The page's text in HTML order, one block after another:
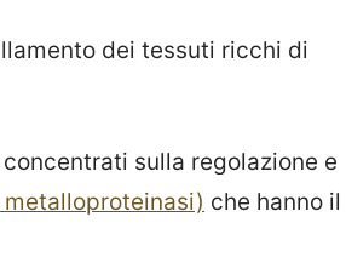
dei tessuti ricchi di
sulla regolazione e
che hanno il